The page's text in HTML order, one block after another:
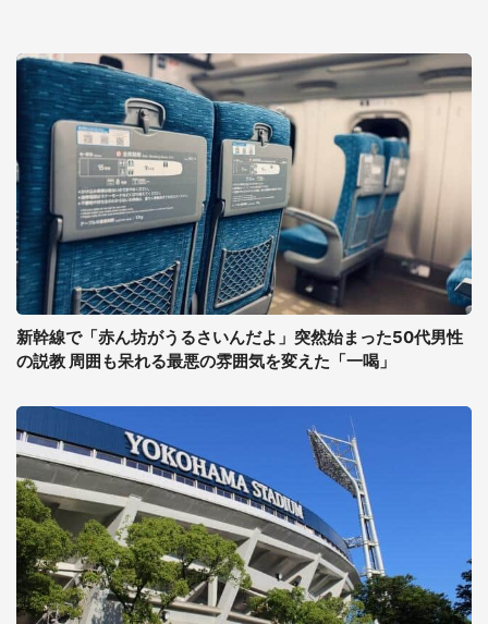
新幹線で「赤ん坊がうるさいんだよ」突然始まった50代男性
の説教 周囲も呆れる最悪の雰囲気を変えた「一喝」